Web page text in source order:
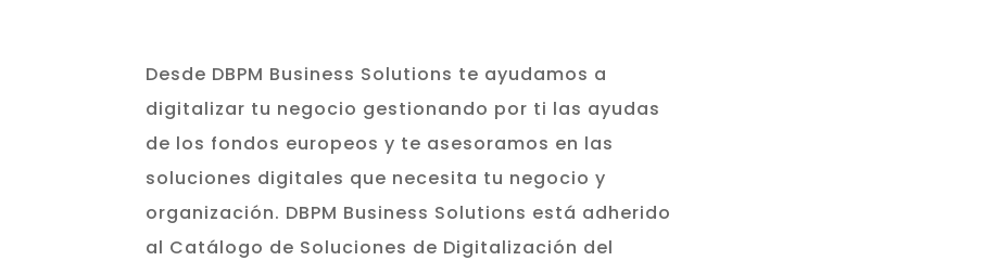
Desde DBPM Business Solutions te ayudamos a
digitalizar tu negocio gestionando por ti las ayudas
de los fondos europeos y te asesoramos en las
soluciones digitales que necesita tu negocio y
organización. DBPM Business Solutions está adherido
al Catálogo de Soluciones de Digitalización del